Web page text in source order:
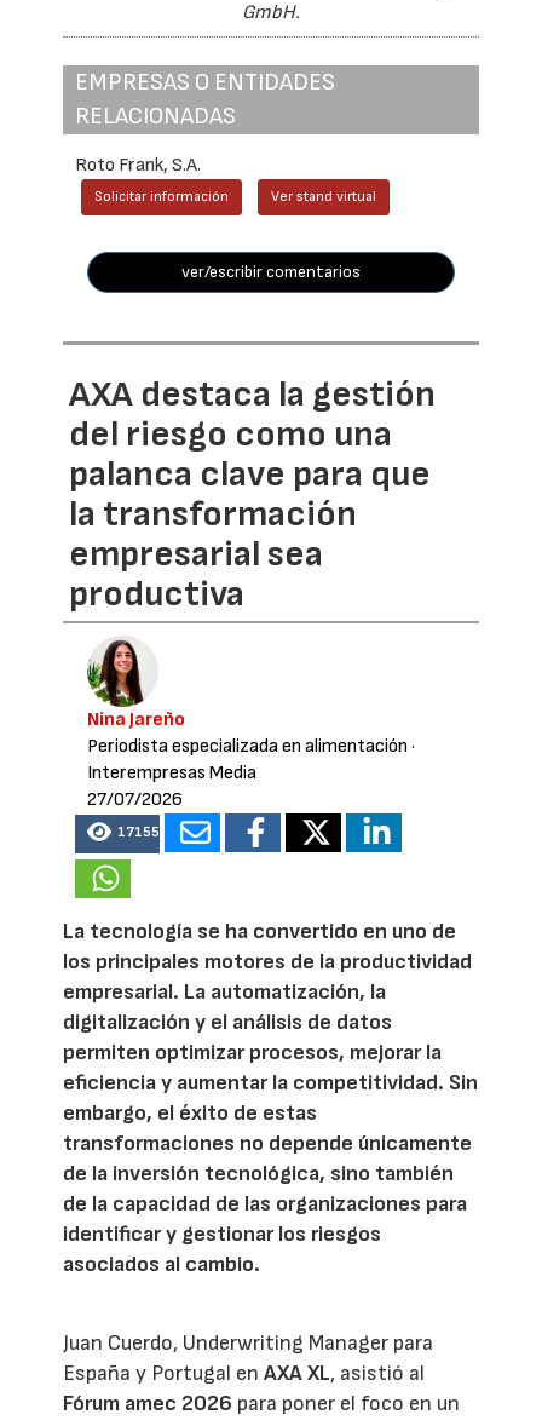
GmbH.
EMPRESAS O ENTIDADES
RELACIONADAS
Roto Frank, S.A.
Solicitar información Ver stand virtual
ver/escribir comentarios
AXA destaca la gestión
del riesgo como una
palanca clave para que
la transformación
empresarial sea
productiva
Nina Jareño
Periodista especializada en alimentación ·
Interempresas Media
27/07/2026
17155
La tecnología se ha convertido en uno de
los principales motores de la productividad
empresarial. La automatización, la
digitalización y el análisis de datos
permiten optimizar procesos, mejorar la
eficiencia y aumentar la competitividad. Sin
embargo, el éxito de estas
transformaciones no depende únicamente
de la inversión tecnológica, sino también
de la capacidad de las organizaciones para
identificar y gestionar los riesgos
asociados al cambio.
Juan Cuerdo, Underwriting Manager para
España y Portugal enAXA XL, asistió al
Fórum amec 2026 para poner el foco en un